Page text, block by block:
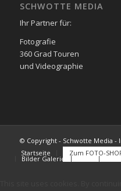
SCHWOTTE MEDIA
Ihr Partner für:
Fotografie
360 Grad Touren
und Videographie
© Copyright - Schwotte Media -
Startseite
Zum FOTO-
Bilder Galerie